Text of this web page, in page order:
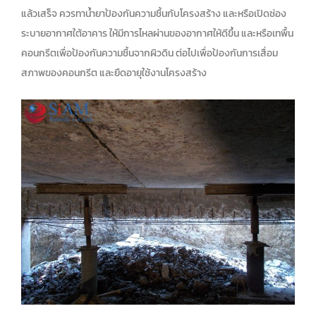
แล้วเสร็จ ควรทาน้ำยาป้องกันความชื้นกับโครงสร้าง และหรือเปิดช่อง
ระบายอากาศใต้อาคาร ให้มีการไหลผ่านของอากาศให้ดีขึ้น และหรือเทพื้น
คอนกรีตเพื่อป้องกันความชื้นจากผิวดิน ต่อไปเพื่อป้องกันการเสื่อม
สภาพของคอนกรีต และยืดอายุใช้งานโครงสร้าง